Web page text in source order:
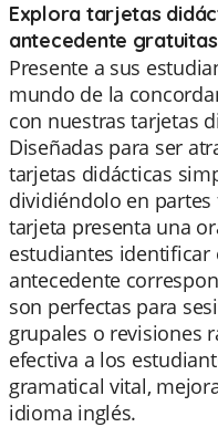
Explora tarjetas
antecedente
Presente a sus
mundo de la
con nuestras tarjetas
Diseñadas para ser
tarjetas didácticas
dividiéndolo en partes
tarjeta presenta una
estudiantes
antecedente
son perfectas para
grupales o revisiones
efectiva a los
gramatical vital,
idioma inglés.